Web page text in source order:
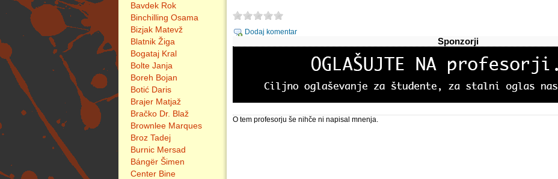
Bavdek Rok
Binchilling Osama
Bizjak Matevž
Blatnik Žiga
Bogataj Kral
Bolte Janja
Boreh Bojan
Botić Daris
Brajer Matjaž
Bračko Dr. Blaž
Brownlee Marques
Broz Tadej
Burnic Mersad
Bángër Šimen
Center Bine
Dodaj komentar
Sponzorji
O tem profesorju še nihče ni napisal mnenja.